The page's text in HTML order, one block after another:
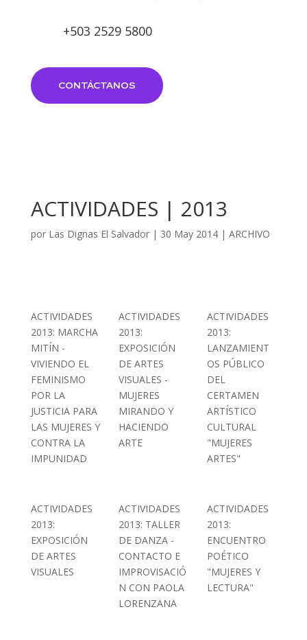
+503 2529 5800
CONTÁCTANOS
ACTIVIDADES | 2013
por Las Dignas El Salvador| 30 May 2014| ARCHIVO
ACTIVIDADES
2013: MARCHA
MITÍN -
VIVIENDO EL
FEMINISMO
POR LA
JUSTICIA PARA
LAS MUJERES Y
CONTRA LA
IMPUNIDAD
ACTIVIDADES
2013:
EXPOSICIÓN
DE ARTES
VISUALES -
MUJERES
MIRANDO Y
HACIENDO
ARTE
ACTIVIDADES
2013:
LANZAMIENT
OS PÚBLICO
DEL
CERTAMEN
ARTÍSTICO
CULTURAL
"MUJERES
ARTES"
ACTIVIDADES
2013:
EXPOSICIÓN
DE ARTES
VISUALES
ACTIVIDADES
2013: TALLER
DE DANZA -
CONTACTO E
IMPROVISACIÓ
N CON PAOLA
LORENZANA
ACTIVIDADES
2013:
ENCUENTRO
POÉTICO
"MUJERES Y
LECTURA"